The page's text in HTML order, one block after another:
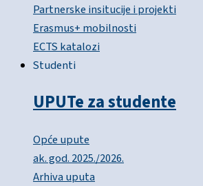
Partnerske insitucije i projekti
Erasmus+ mobilnosti
ECTS katalozi
Studenti
UPUTe za studente
Opće upute
ak. god. 2025./2026.
Arhiva uputa